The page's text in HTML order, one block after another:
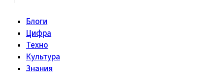
Блоги
Цифра
Техно
Культура
Знания